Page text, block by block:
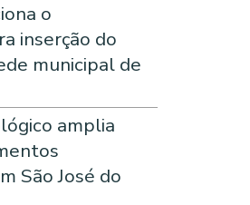
o
inserção do
municipal de
amplia
São José do